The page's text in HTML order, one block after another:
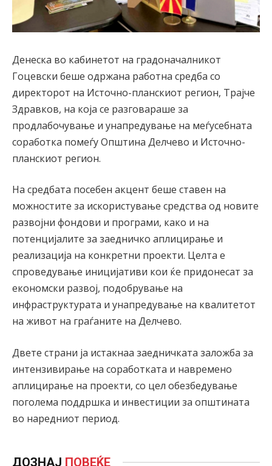
Денеска во кабинетот на градоначалникот
Гоцевски беше одржана работна средба со
директорот на Источно-планскиот регион, Трајче
Здравков, на која се разговараше за
продлабочување и унапредување на меѓусебната
соработка помеѓу Општина Делчево и Источно-
планскиот регион.
На средбата посебен акцент беше ставен на
можностите за искористување средства од новите
развојни фондови и програми, како и на
потенцијалите за заедничко аплицирање и
реализација на конкретни проекти. Целта е
спроведување иницијативи кои ќе придонесат за
економски развој, подобрување на
инфраструктурата и унапредување на квалитетот
на живот на граѓаните на Делчево.
Двете страни ја истакнаа заедничката заложба за
интензивирање на соработката и навремено
аплицирање на проекти, со цел обезбедување
поголема поддршка и инвестиции за општината
во наредниот период.
ДОЗНАЈ ПОВЕЌЕ